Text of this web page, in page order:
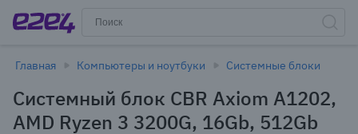
Главная Компьютеры и ноутбуки Системные блоки
Системный блок CBR Axiom A1202,
AMD Ryzen 3 3200G, 16Gb, 512Gb